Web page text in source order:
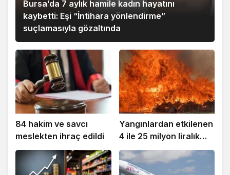
Bursa’da 7 aylık hamile kadın hayatını
kaybetti: Eşi “İntihara yönlendirme”
suçlamasıyla gözaltında
84 hakim ve savcı
meslekten ihraç edildi
Yangınlardan etkilenen
4 ile 25 milyon liralık
destek